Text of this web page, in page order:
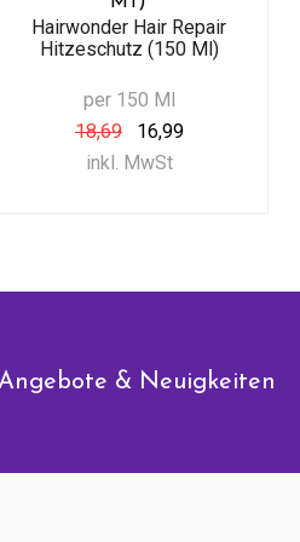
Hairwonder Hair Repair
Hitzeschutz (150 Ml)
per 150 Ml
18,69
16,99
inkl. MwSt
& Neuigkeiten